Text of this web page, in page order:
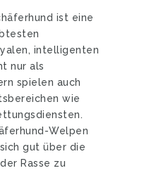
ist eine
intelligenten
nur als
spielen auch
wie
Welpen
gut über die
Rasse zu